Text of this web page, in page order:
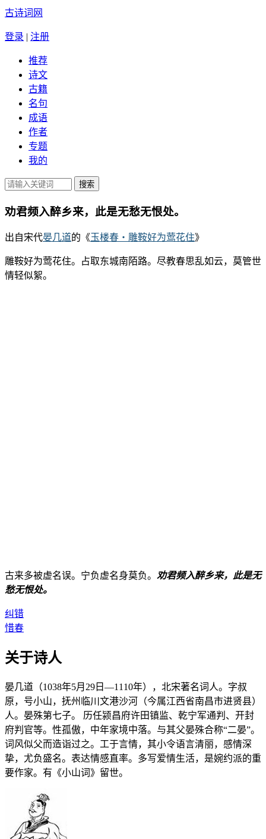
古诗词网
登录 | 注册
推荐
诗文
古籍
名句
成语
作者
专题
我的
劝君频入醉乡来，此是无愁无恨处。
出自宋代晏几道的《玉楼春・雕鞍好为莺花住》
雕鞍好为莺花住。占取东城南陌路。尽教春思乱如云，莫管世
情轻似絮。
古来多被虚名误。宁负虚名身莫负。 劝君频入醉乡来，此是无
愁无恨处。
纠错
惜春
关于诗人
晏几道（1038年5月29日—1110年），北宋著名词人。字叔
原，号小山，抚州临川文港沙河（今属江西省南昌市进贤县）
人。晏殊第七子。 历任颍昌府许田镇监、乾宁军通判、开封
府判官等。性孤傲，中年家境中落。与其父晏殊合称“二晏”。
词风似父而造诣过之。工于言情，其小令语言清丽，感情深
挚，尤负盛名。表达情感直率。多写爱情生活，是婉约派的重
要作家。有《小山词》留世。